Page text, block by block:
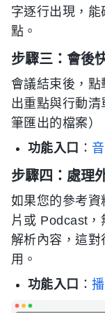
字逐行出現，
點。
步驟三：會後
會議結束後，
出重點與行動
筆匯出的檔案）
功能入口 ：
步驟四：處理
如果您的參考資
片或 Podcast，
解析內容，這
用。
功能入口 ：